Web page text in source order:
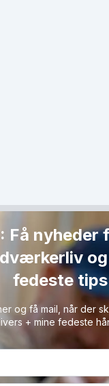
(3)
Få nyheder
fedeste tips
og få mail, når der
+ mine fedeste